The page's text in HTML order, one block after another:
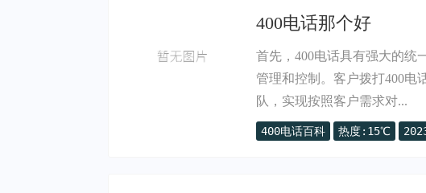
400电话那个好
首先，400电话具有强大的统
管理和控制。客户拨打400电
队，实现按照客户需求对...
400电话百科 热度:15℃